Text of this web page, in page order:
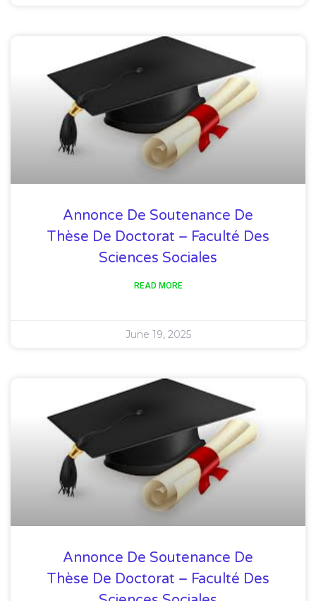
Annonce De Soutenance De
Thèse De Doctorat – Faculté Des
Sciences Sociales
READ MORE
June 19, 2025
Annonce De Soutenance De
Thèse De Doctorat – Faculté Des